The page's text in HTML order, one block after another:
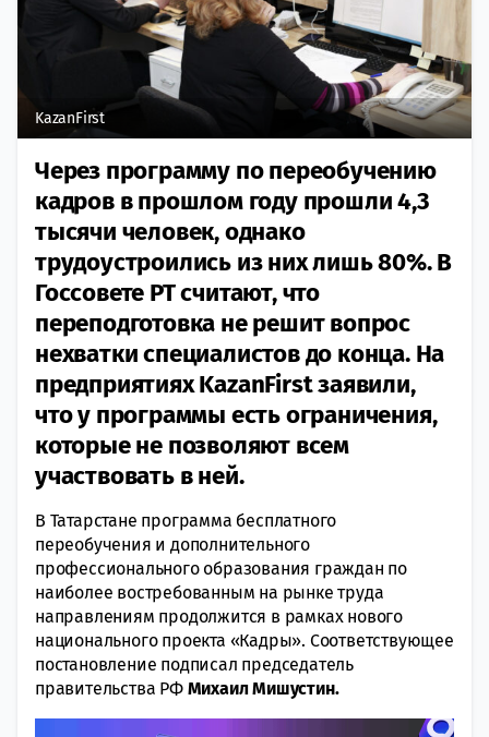
KazanFirst
Через программу по переобучению
кадров в прошлом году прошли 4,3
тысячи человек, однако
трудоустроились из них лишь 80%. В
Госсовете РТ считают, что
переподготовка не решит вопрос
нехватки специалистов до конца. На
предприятиях KazanFirst заявили,
что у программы есть ограничения,
которые не позволяют всем
участвовать в ней.
В Татарстане программа бесплатного
переобучения и дополнительного
профессионального образования граждан по
наиболее востребованным на рынке труда
направлениям продолжится в рамках нового
национального проекта «Кадры». Соответствующее
постановление подписал председатель
правительства РФ Михаил Мишустин.